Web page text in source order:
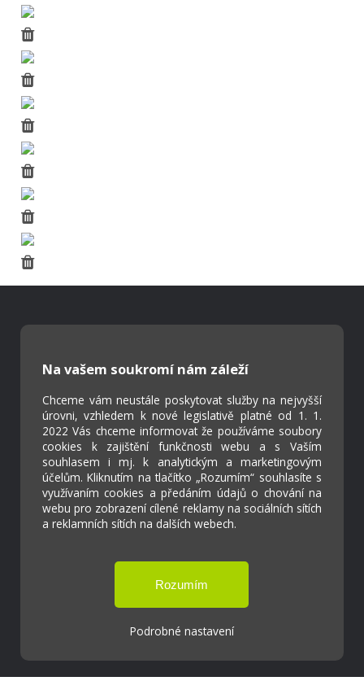
Na vašem soukromí nám záleží
Chceme vám neustále poskytovat služby na nejvyšší
úrovni, vzhledem k nové legislativě platné od 1. 1.
2022 Vás chceme informovat že používáme soubory
cookies k zajištění funkčnosti webu a s Vaším
souhlasem i mj. k analytickým a marketingovým
účelům. Kliknutím na tlačítko „Rozumím“ souhlasíte s
využívaním cookies a předáním údajů o chování na
webu pro zobrazení cílené reklamy na sociálních sítích
a reklamních sítích na dalších webech.
Podrobné nastavení
Strava.cz
Kontakty
Projekty
Virtuální prohlídka
Cookies
Přístupnost
Základní škola a Mateřská škola Ostrožská